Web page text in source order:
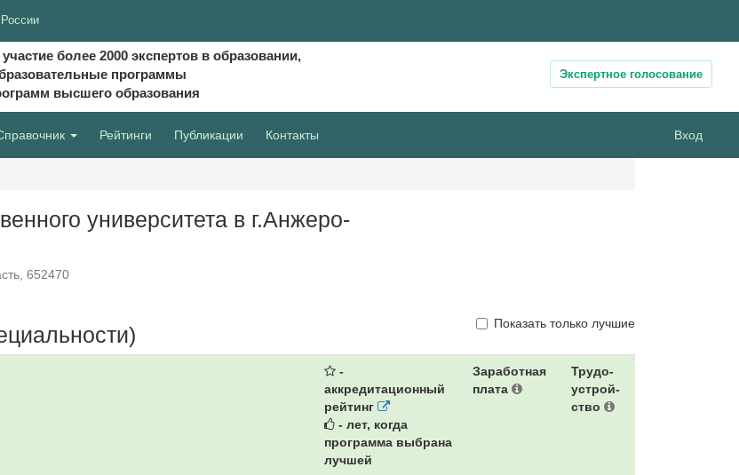
более 2000 экспертов в образовании,
программы
высшего образования
Экспертное голосование
Рейтинги Публикации Контакты Вход
университета в г.Анжеро-
652470
Показать только лучшие
-
аккредитационный
рейтинг
- лет, когда
программа выбрана
лучшей
Заработная
плата
Трудо-
устрой-
ство